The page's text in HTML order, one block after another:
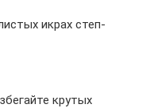
икрах степ-
крутых